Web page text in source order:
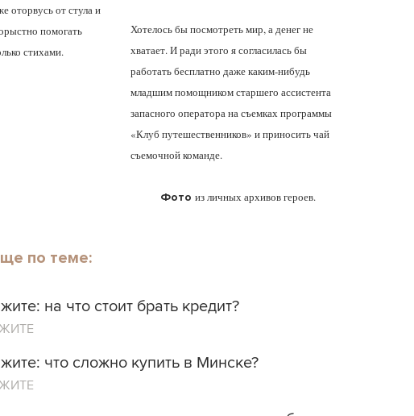
оторвусь от стула и
помогать
стихами.
Хотелось бы посмотреть мир, а денег не
хватает. И ради этого я согласилась бы
работать бесплатно даже каким-нибудь
младшим помощником старшего ассистента
запасного оператора на съемках программы
«Клуб путешественников» и приносить чай
съемочной команде.
Фото из личных архивов героев.
по теме:
на что стоит брать кредит?
что сложно купить в Минске?